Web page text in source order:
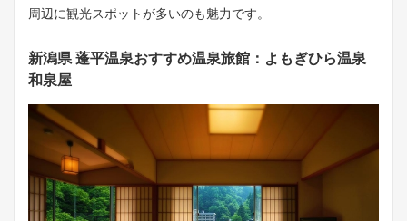
周辺に観光スポットが多いのも魅力です。
新潟県 蓬平温泉おすすめ温泉旅館：よもぎひら温泉
和泉屋